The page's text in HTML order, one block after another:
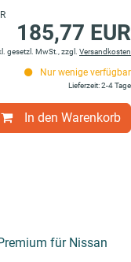
185,77 EUR
gesetzl. MwSt., zzgl. Versandkosten
Nur wenige verfügbar
Lieferzeit: 2-4 Tage
In den Warenkorb